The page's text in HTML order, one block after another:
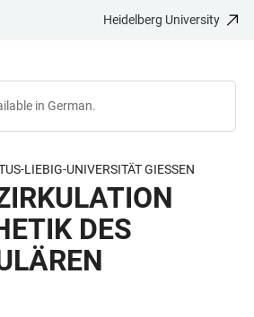
Heidelberg University
in German.
LIEBIG-UNIVERSITÄT GIESSEN
DES